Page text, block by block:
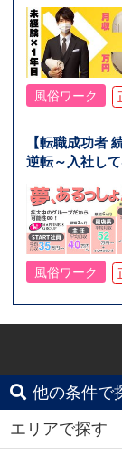
風俗ワーク
【転職成功者
逆転～入社し
風俗ワーク
他の条件で
エリアで探す